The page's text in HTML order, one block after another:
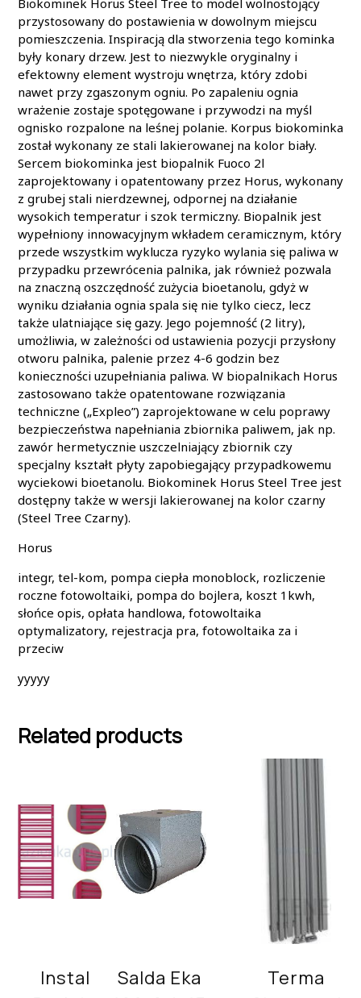
Biokominek Horus Steel Tree to model wolnostojący
przystosowany do postawienia w dowolnym miejscu
pomieszczenia. Inspiracją dla stworzenia tego kominka
były konary drzew. Jest to niezwykle oryginalny i
efektowny element wystroju wnętrza, który zdobi
nawet przy zgaszonym ogniu. Po zapaleniu ognia
wrażenie zostaje spotęgowane i przywodzi na myśl
ognisko rozpalone na leśnej polanie. Korpus biokominka
został wykonany ze stali lakierowanej na kolor biały.
Sercem biokominka jest biopalnik Fuoco 2l
zaprojektowany i opatentowany przez Horus, wykonany
z grubej stali nierdzewnej, odpornej na działanie
wysokich temperatur i szok termiczny. Biopalnik jest
wypełniony innowacyjnym wkładem ceramicznym, który
przede wszystkim wyklucza ryzyko wylania się paliwa w
przypadku przewrócenia palnika, jak również pozwala
na znaczną oszczędność zużycia bioetanolu, gdyż w
wyniku działania ognia spala się nie tylko ciecz, lecz
także ulatniające się gazy. Jego pojemność (2 litry),
umożliwia, w zależności od ustawienia pozycji przysłony
otworu palnika, palenie przez 4-6 godzin bez
konieczności uzupełniania paliwa. W biopalnikach Horus
zastosowano także opatentowane rozwiązania
techniczne („Expleo”) zaprojektowane w celu poprawy
bezpieczeństwa napełniania zbiornika paliwem, jak np.
zawór hermetycznie uszczelniający zbiornik czy
specjalny kształt płyty zapobiegający przypadkowemu
wyciekowi bioetanolu. Biokominek Horus Steel Tree jest
dostępny także w wersji lakierowanej na kolor czarny
(Steel Tree Czarny).
Horus
integr, tel-kom, pompa ciepła monoblock, rozliczenie
roczne fotowoltaiki, pompa do bojlera, koszt 1kwh,
słońce opis, opłata handlowa, fotowoltaika
optymalizatory, rejestracja pra, fotowoltaika za i
przeciw
yyyyy
Related products
Instal
Terma
Salda Eka